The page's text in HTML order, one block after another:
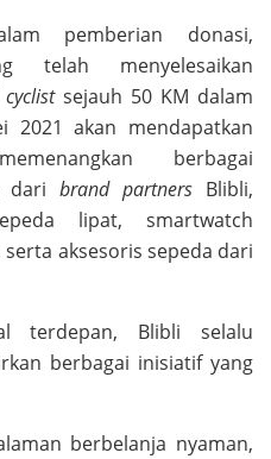
pemberian donasi,
telah menyelesaikan
sejauh 50 KM dalam
2021 akan mendapatkan
berbagai
dari brand partners Blibli,
lipat, smartwatch
aksesoris sepeda dari
terdepan, Blibli selalu
berbagai inisiatif yang
berbelanja nyaman,